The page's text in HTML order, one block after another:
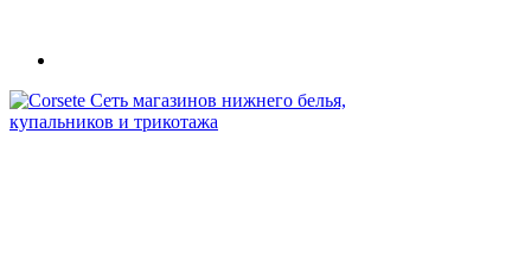
Сеть магазинов нижнего белья,
купальников и трикотажа